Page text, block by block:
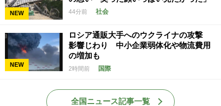
NEW 44分前 社会
NEW
ロシア通販大手へのウクライナの攻撃
影響じわり 中小企業弱体化や物流費用
の増加も
2時間前 国際
全国ニュース記事一覧